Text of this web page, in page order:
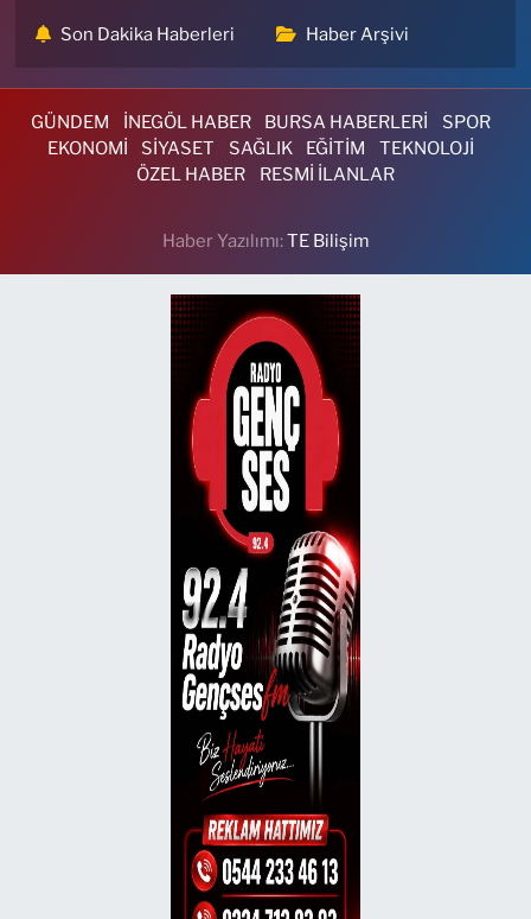
Son Dakika Haberleri Haber Arşivi
GÜNDEM İNEGÖL HABER BURSA HABERLERİ
SPOR
EKONOMİ
SİYASET SAĞLIK EĞİTİM
TEKNOLOJİ
ÖZEL HABER
RESMİ İLANLAR
Haber Yazılımı:TE Bilişim